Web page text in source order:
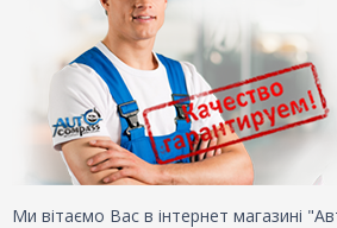
Ми вітаємо Вас в інтернет магазині